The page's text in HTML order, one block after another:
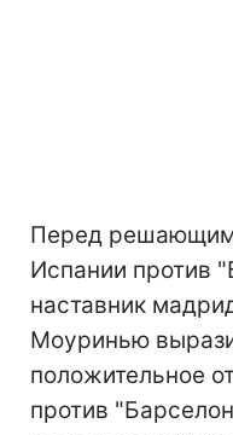
Перед решающим
Испании против
наставник
Моуринью
положительное
против